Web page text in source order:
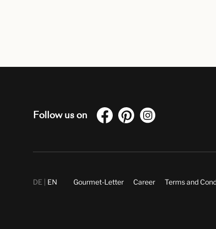
Follow us on
DE EN Gourmet-Letter Career Terms and